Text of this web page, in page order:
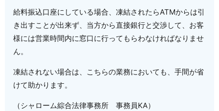
給料振込口座にしている場合、凍結されたらATMからは引
き出すことが出来ず、当方から直接銀行と交渉して、お客
様には営業時間内に窓口に行ってもらわなければなりませ
ん。
凍結されない場合は、こちらの業務においても、手間が省
けて助かります。
（シャローム綜合法律事務所 事務員KA）